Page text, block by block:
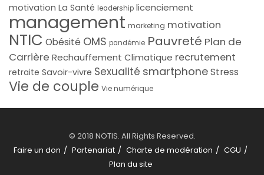
motivation La Santé leadership licenciement
management marketing motivation
NTIC Obésité OMS pandémie Pauvreté Plan de
Carrière Rechauffement Climatique recrutement
retraite Savoir-vivre Sexualité smartphoneStress
Vie de couple Vie numérique
© 2018 NOTIS. All Rights Reserved.
Faire un don
Partenariat Charte de modération
CGU
Plan du site